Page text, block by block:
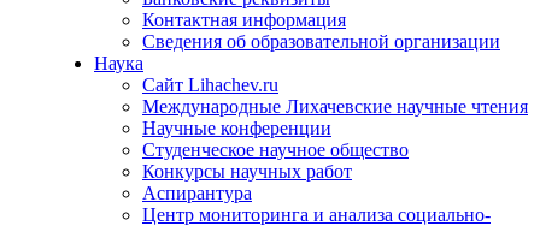
Контактная информация
Сведения об образовательной организации
Наука
Сайт Lihachev.ru
Международные Лихачевские научные чтения
Научные конференции
Студенческое научное общество
Конкурсы научных работ
Аспирантура
Центр мониторинга и анализа социально-